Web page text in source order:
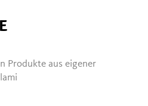
Produkte aus eigener